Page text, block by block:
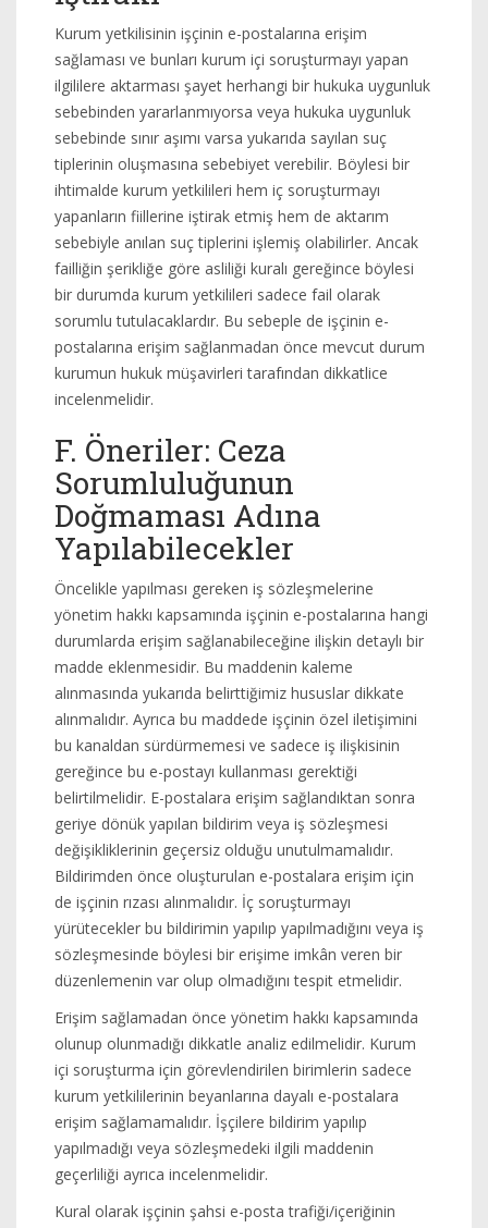
Kurum yetkilisinin işçinin e-postalarına erişim
sağlaması ve bunları kurum içi soruşturmayı yapan
ilgililere aktarması şayet herhangi bir hukuka uygunluk
sebebinden yararlanmıyorsa veya hukuka uygunluk
sebebinde sınır aşımı varsa yukarıda sayılan suç
tiplerinin oluşmasına sebebiyet verebilir. Böylesi bir
ihtimalde kurum yetkilileri hem iç soruşturmayı
yapanların fiillerine iştirak etmiş hem de aktarım
sebebiyle anılan suç tiplerini işlemiş olabilirler. Ancak
failliğin şerikliğe göre asliliği kuralı gereğince böylesi
bir durumda kurum yetkilileri sadece fail olarak
sorumlu tutulacaklardır. Bu sebeple de işçinin e-
postalarına erişim sağlanmadan önce mevcut durum
kurumun hukuk müşavirleri tarafından dikkatlice
incelenmelidir.
F. Öneriler: Ceza
Sorumluluğunun
Doğmaması Adına
Yapılabilecekler
Öncelikle yapılması gereken iş sözleşmelerine
yönetim hakkı kapsamında işçinin e-postalarına hangi
durumlarda erişim sağlanabileceğine ilişkin detaylı bir
madde eklenmesidir. Bu maddenin kaleme
alınmasında yukarıda belirttiğimiz hususlar dikkate
alınmalıdır. Ayrıca bu maddede işçinin özel iletişimini
bu kanaldan sürdürmemesi ve sadece iş ilişkisinin
gereğince bu e-postayı kullanması gerektiği
belirtilmelidir. E-postalara erişim sağlandıktan sonra
geriye dönük yapılan bildirim veya iş sözleşmesi
değişikliklerinin geçersiz olduğu unutulmamalıdır.
Bildirimden önce oluşturulan e-postalara erişim için
de işçinin rızası alınmalıdır. İç soruşturmayı
yürütecekler bu bildirimin yapılıp yapılmadığını veya iş
sözleşmesinde böylesi bir erişime imkân veren bir
düzenlemenin var olup olmadığını tespit etmelidir.
Erişim sağlamadan önce yönetim hakkı kapsamında
olunup olunmadığı dikkatle analiz edilmelidir. Kurum
içi soruşturma için görevlendirilen birimlerin sadece
kurum yetkililerinin beyanlarına dayalı e-postalara
erişim sağlamamalıdır. İşçilere bildirim yapılıp
yapılmadığı veya sözleşmedeki ilgili maddenin
geçerliliği ayrıca incelenmelidir.
Kural olarak işçinin şahsi e-posta trafiği/içeriğinin